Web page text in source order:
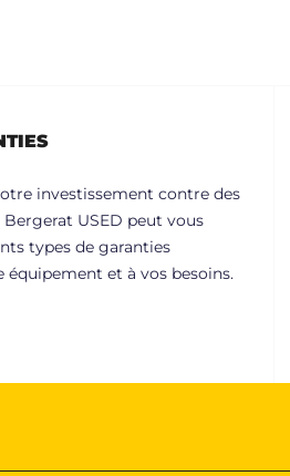
investissement contre des
USED peut vous
types de garanties
équipement et à vos besoins.